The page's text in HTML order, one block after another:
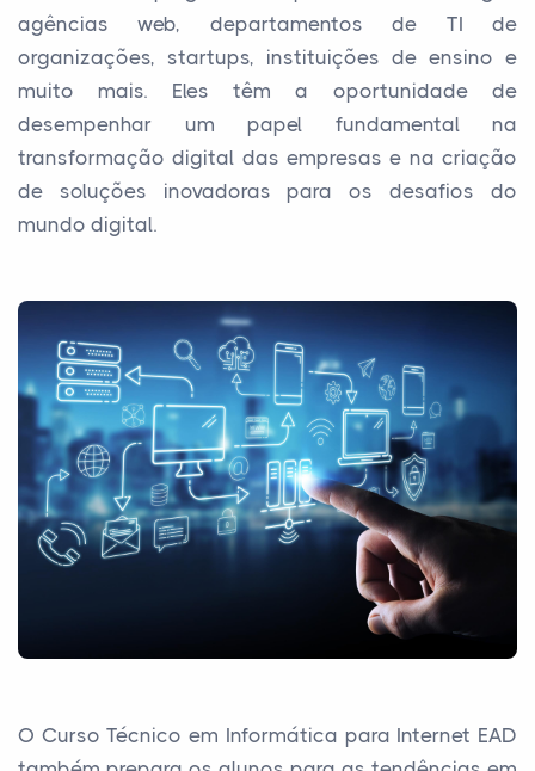
agências web, departamentos de TI de
organizações, startups, instituições de ensino e
muito mais. Eles têm a oportunidade de
desempenhar um papel fundamental na
transformação digital das empresas e na criação
de soluções inovadoras para os desafios do
mundo digital.
O Curso Técnico em Informática para Internet EAD